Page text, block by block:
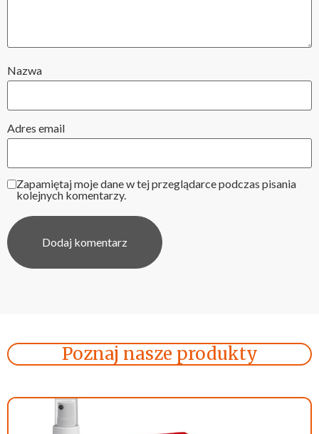
Nazwa
Adres email
Zapamiętaj moje dane w tej przeglądarce podczas pisania
kolejnych komentarzy.
Poznaj nasze produkty